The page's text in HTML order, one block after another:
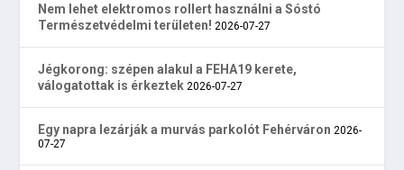
Nem lehet elektromos rollert használni a Sóstó
Természetvédelmi területen! 2026-07-27
Jégkorong: szépen alakul a FEHA19 kerete,
válogatottak is érkeztek 2026-07-27
Egy napra lezárják a murvás parkolót Fehérváron 2026-
07-27